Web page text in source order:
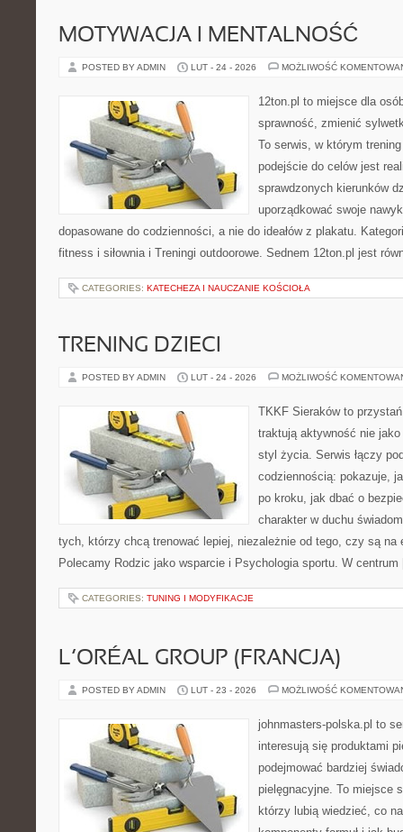
MOTYWACJA I MENTALNOŚĆ
POSTED BY ADMIN LUT - 24 - 2026 MOŻLIWOŚĆ
12ton.pl to miejsce dla
sprawność, zmienić
To serwis, w którym
podejście do celów jest
sprawdzonych kierunków
uporządkować swoje
dopasowane do codzienności, a nie do ideałów z plakatu.
fitness i siłownia i Treningi outdoorowe. Sednem 12ton.pl jest
CATEGORIES: KATECHEZA I NAUCZANIE KOŚCIOŁA
TRENING DZIECI
POSTED BY ADMIN LUT - 24 - 2026 MOŻLIWOŚĆ
TKKF Sieraków to
traktują aktywność nie
styl życia. Serwis łączy
codziennością: pokazuje,
po kroku, jak dbać o
charakter w duchu
tych, którzy chcą trenować lepiej, niezależnie od tego, czy są na
Polecamy Rodzic jako wsparcie i Psychologia sportu. W
CATEGORIES: TUNING I MODYFIKACJE
L’ORÉAL GROUP (FRANCJA)
POSTED BY ADMIN LUT - 23 - 2026 MOŻLIWOŚĆ
johnmasters-polska.pl to
interesują się produktami
podejmować bardziej
pielęgnacyjne. To miejsce
którzy lubią wiedzieć, co